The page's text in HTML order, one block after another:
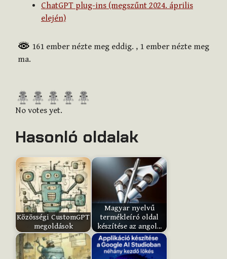
ChatGPT plug-ins (megszűnt 2024. április
elején)
161 ember nézte meg eddig. , 1 ember nézte meg
ma.
R
a
e
t
h
i
e
m
:
No votes yet.
Hasonló oldalak
Közösségi CustomGPT
megoldások
Magyar nyelvű
termékleíró oldal
készítése az angol…